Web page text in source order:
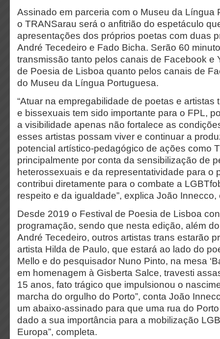
Assinado em parceria com o Museu da Língua
o TRANSarau será o anfitrião do espetáculo
apresentações dos próprios poetas com duas
André Tecedeiro e Fado Bicha. Serão 60
transmissão tanto pelos canais de Facebook e
de Poesia de Lisboa quanto pelos canais de
do Museu da Língua Portuguesa.
“Atuar na empregabilidade de poetas e artistas
e bissexuais tem sido importante para o FPL,
a visibilidade apenas não fortalece as
esses artistas possam viver e continuar a
potencial artístico-pedagógico de ações como
principalmente por conta da sensibilização de
heterossexuais e da representatividade para o
contribui diretamente para o combate a
respeito e da igualdade”, explica João
Desde 2019 o Festival de Poesia de Lisboa
programação, sendo que nesta edição, além
André Tecedeiro, outros artistas trans estarão
artista Hilda de Paulo, que estará ao lado do
Mello e do pesquisador Nuno Pinto, na mesa
em homenagem à Gisberta Salce, travesti
15 anos, fato trágico que impulsionou o
marcha do orgulho do Porto”, conta João
um abaixo-assinado para que uma rua do
dado a sua importância para a mobilização
Europa”, completa.